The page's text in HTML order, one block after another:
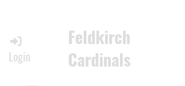
Login
Feldkirch
Cardinals